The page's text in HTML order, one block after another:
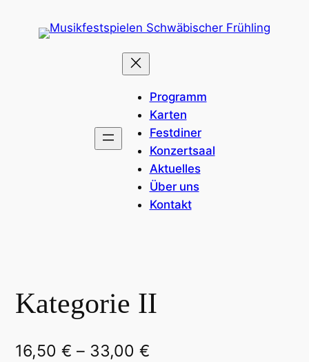
Programm
Karten
Festdiner
Konzertsaal
Aktuelles
Über uns
Kontakt
Kategorie II
16,50€ – 33,00€